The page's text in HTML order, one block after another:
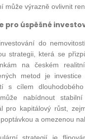
může výrazně ovlivnit
pro úspěšné
do
strategii, která se
na českém
metod je investice
s cílem
nabídnout
pro kapitálový růst,
a omezenou